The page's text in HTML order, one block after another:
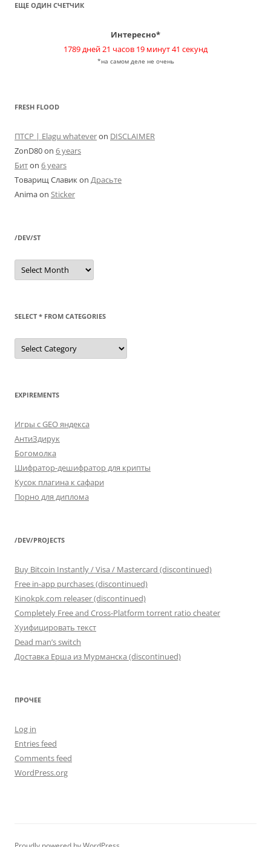
ЕЩЕ ОДИН СЧЕТЧИК
Интересно*
1789 дней 21 часов 19 минут 41 секунд
*на самом деле не очень
FRESH FLOOD
ПТСР | Elagu whateveron DISCLAIMER
ZonD80on 6 years
Битon 6 years
Товарищ Славикon Драсьте
Animaon Sticker
/DEV/ST
/dev/st
SELECT * FROM CATEGORIES
SELECT
FROM
EXPIREMENTS
Игры с GEO яндекса
АнтиЗдирук
Богомолка
Шифратор-дешифратор для крипты
Кусок плагина к сафари
Порно для диплома
/DEV/PROJECTS
Buy Bitcoin Instantly / Visa / Mastercard (discontinued)
Free in-app purchases (discontinued)
Kinokpk.com releaser (discontinued)
Completely Free and Cross-Platform torrent ratio cheater
Хуифицировать текст
Dead man’s switch
Доставка Ерша из Мурманска (discontinued)
ПРОЧЕЕ
Log in
Entries feed
Comments feed
WordPress.org